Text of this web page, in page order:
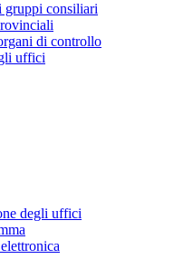
gruppi consiliari
di controllo
uffici
degli uffici